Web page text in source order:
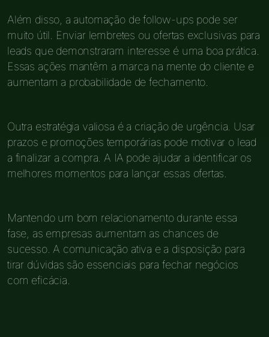
Além disso, a automação de follow-ups pode ser
muito útil. Enviar lembretes ou ofertas exclusivas para
leads que demonstraram interesse é uma boa prática.
Essas ações mantêm a marca na mente do cliente e
aumentam a probabilidade de fechamento.
Outra estratégia valiosa é a criação de urgência. Usar
prazos e promoções temporárias pode motivar o lead
a finalizar a compra. A IA pode ajudar a identificar os
melhores momentos para lançar essas ofertas.
Mantendo um bom relacionamento durante essa
fase, as empresas aumentam as chances de
sucesso. A comunicação ativa e a disposição para
tirar dúvidas são essenciais para fechar negócios
com eficácia.